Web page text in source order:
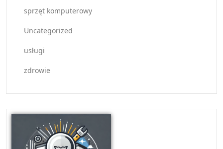
sprzęt komputerowy
Uncategorized
usługi
zdrowie